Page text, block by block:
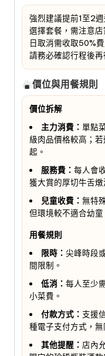
強烈建議提前1至2
選擇套餐，需注意
日取消需收取50%
請務必確認行程後再
價位與用餐規則
價位拆解
主力消費： 單點
級肉品價格較高；
起。
服務費： 每人會
獲大賞的厚切牛舌
兒童收費： 無特
但環境較不適合幼童
用餐規則
限時： 尖峰時段
間限制。
低消： 每人至少
小菜費。
付款方式： 支援
種電子支付方式，無
其他提醒： 店內